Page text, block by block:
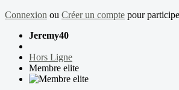
Connexion ou Créer un compte pour
Jeremy40
Hors Ligne
Membre elite